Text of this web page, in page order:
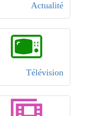
Actualité
Télévision